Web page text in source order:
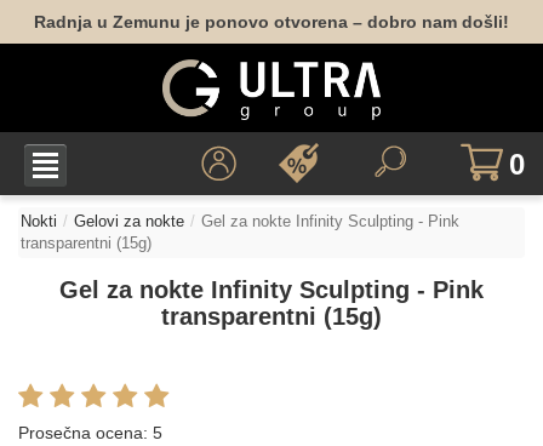
Radnja u Zemunu je ponovo otvorena – dobro nam došli!
0
Nokti Gelovi za nokte
Gel za nokte Infinity Sculpting - Pink
transparentni (15g)
Gel za nokte Infinity Sculpting - Pink
transparentni (15g)
Prosečna ocena: 5